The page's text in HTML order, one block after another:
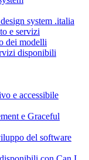
system .italia
e servizi
dei modelli
disponibili
e accessibile
e Graceful
del software